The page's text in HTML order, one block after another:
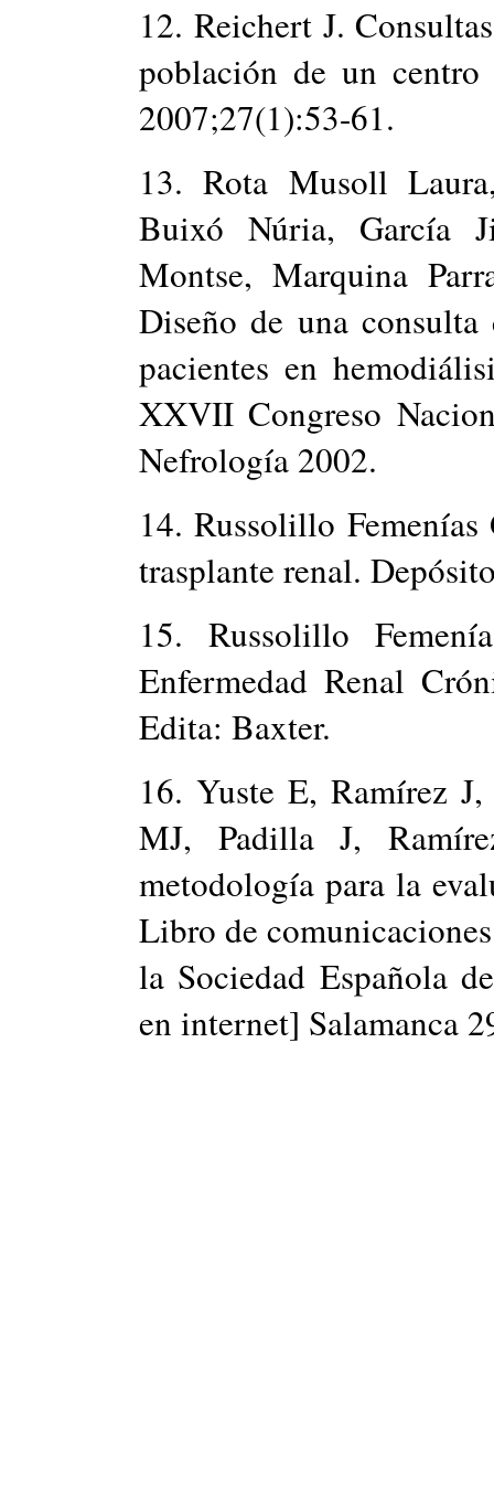
12. Reichert J.
población de un
2007;27(1):53-61.
13. Rota Musoll
Buixó Núria, García
Montse, Marquina
Diseño de una
pacientes en
XXVII Congreso
Nefrología 2002.
14. Russolillo
trasplante renal.
15. Russolillo
Enfermedad Renal
Edita: Baxter.
16. Yuste E, Ramírez
MJ, Padilla J,
metodología para la
Libro de
la Sociedad Española
en internet] Salamanca